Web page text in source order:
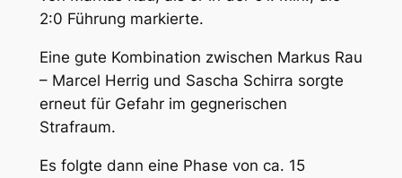
2:0 Führung markierte.
Eine gute Kombination zwischen Markus Rau
– Marcel Herrig und Sascha Schirra sorgte
erneut für Gefahr im gegnerischen
Strafraum.
Es folgte dann eine Phase von ca. 15